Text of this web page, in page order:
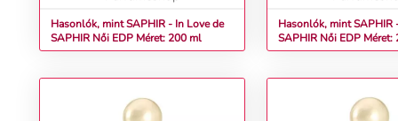
Hasonlók, mint SAPHIR - In Love de
SAPHIR Női EDP Méret: 200 ml
Hasonlók, mint SAPHIR
SAPHIR Női EDP